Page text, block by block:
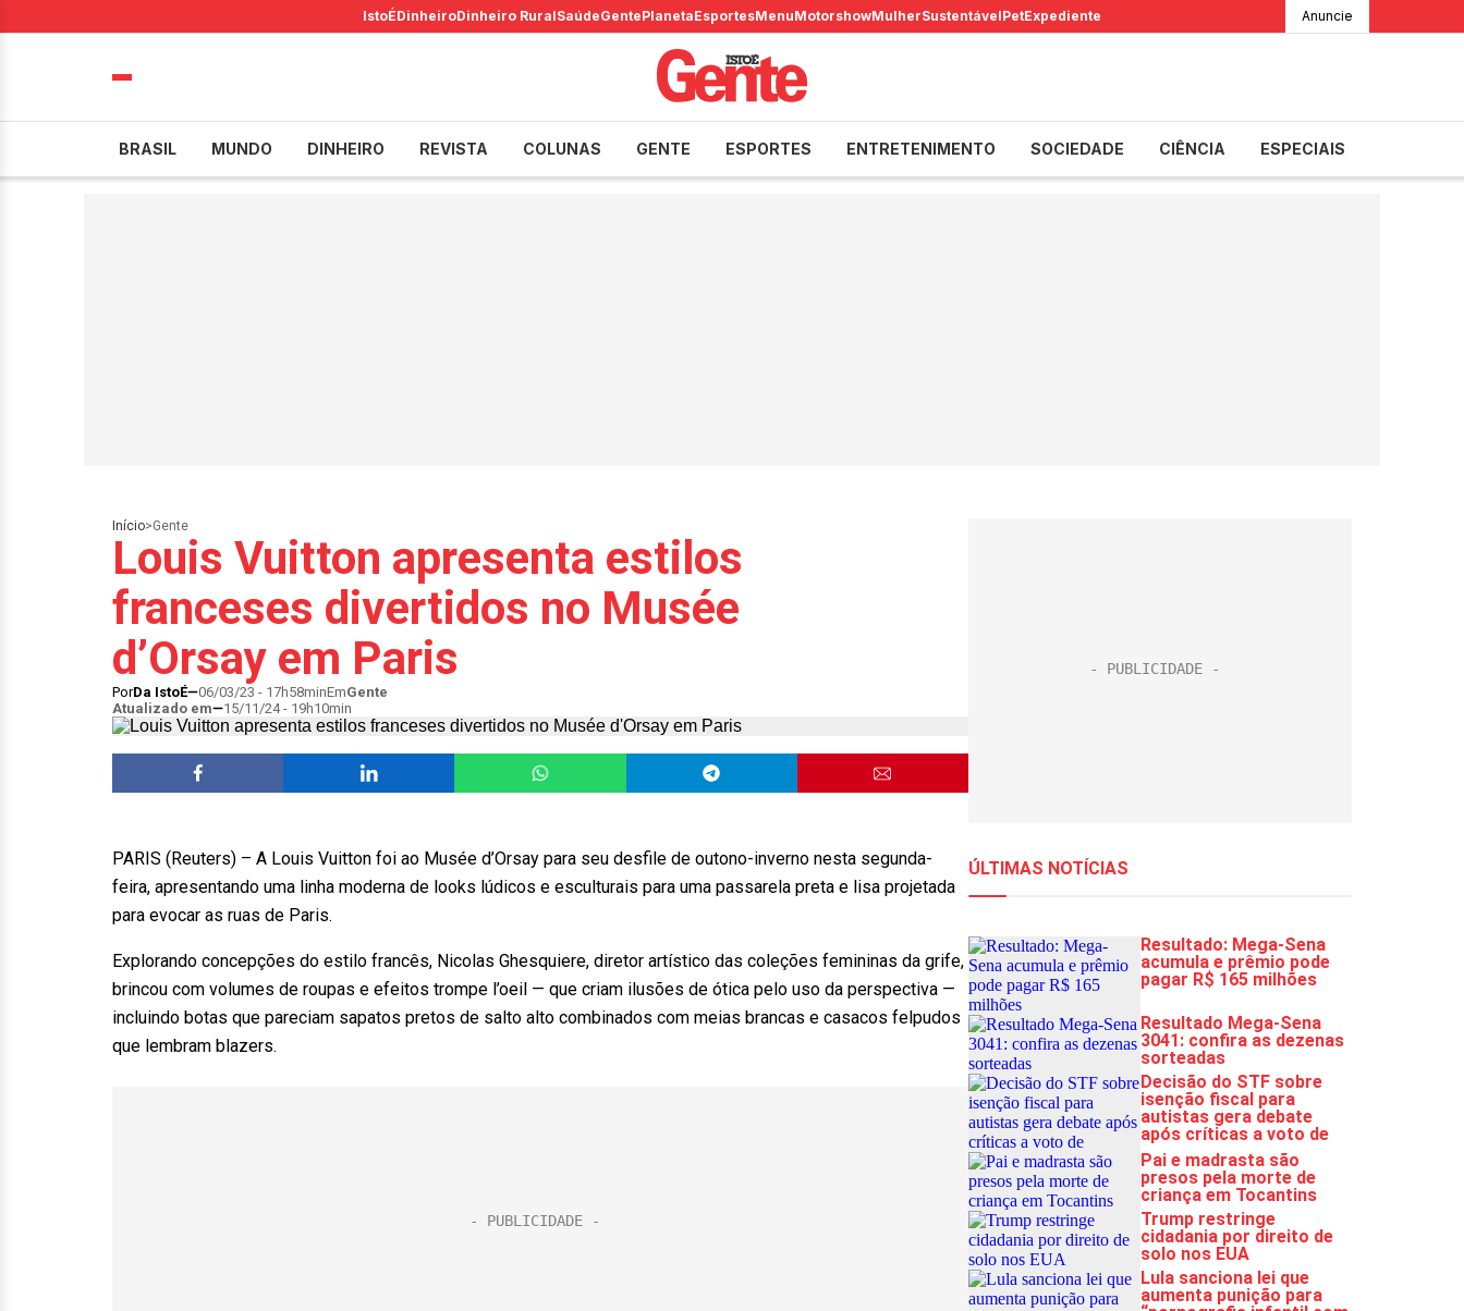
IstoÉDinheiroDinheiro RuralSaúdeGentePlanetaEsportesMenuMotorshowMulherSustentávelPetExpediente Anuncie
BRASIL MUNDO DINHEIRO REVISTA COLUNAS GENTE ESPORTES ENTRETENIMENTO SOCIEDADE CIÊNCIA ESPECIAIS
Início>Gente
Louis Vuitton apresenta estilos
franceses divertidos no Musée
d’Orsay em Paris
PorDa IstoÉ 06/03/23 - 17h58minEmGente
Atualizado em
15/11/24 - 19h10min
PARIS (Reuters) – A Louis Vuitton foi ao Musée d’Orsay para seu desfile de outono-inverno nesta segunda-
feira, apresentando uma linha moderna de looks lúdicos e esculturais para uma passarela preta e lisa projetada
para evocar as ruas de Paris.
Explorando concepções do estilo francês, Nicolas Ghesquiere, diretor artístico das coleções femininas da grife,
brincou com volumes de roupas e efeitos trompe l’oeil — que criam ilusões de ótica pelo uso da perspectiva —
incluindo botas que pareciam sapatos pretos de salto alto combinados com meias brancas e casacos felpudos
que lembram blazers.